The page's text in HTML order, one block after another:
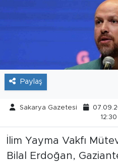
Paylaş
Sakarya Gazetesi
12:30
İlim Yayma Vakfı
Bilal Erdoğan,
Söyleşi
Teknoloji